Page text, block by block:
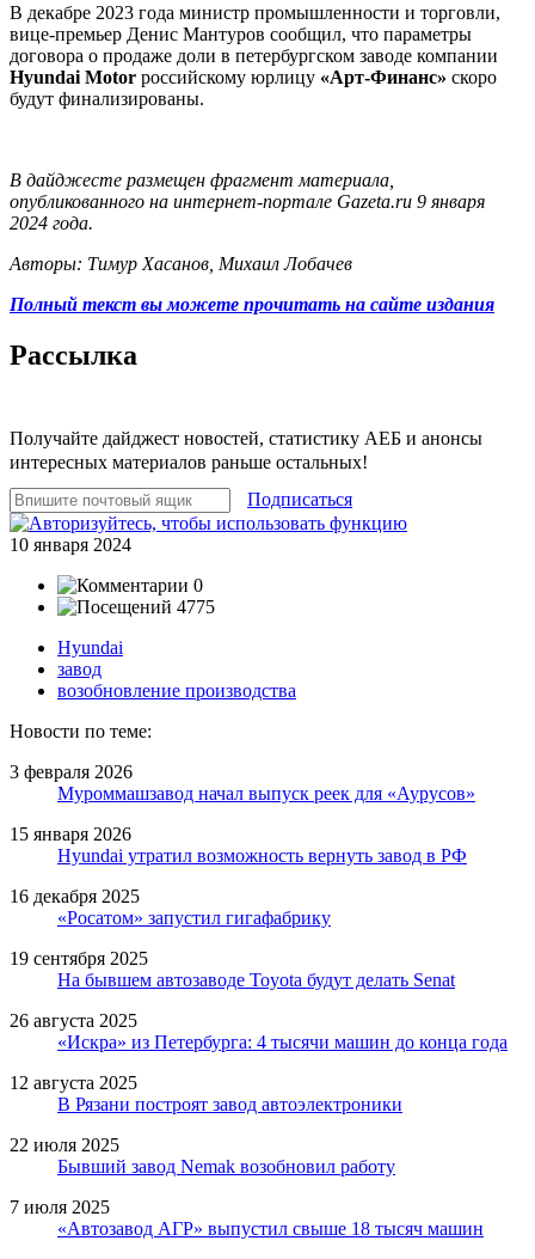
В декабре 2023 года министр промышленности и торговли,
вице-премьер Денис Мантуров сообщил, что параметры
договора о продаже доли в петербургском заводе компании
Hyundai Motor российскому юрлицу «Арт-Финанс» скоро
будут финализированы.
В дайджесте размещен фрагмент материала,
опубликованного на интернет-портале Gazeta.ru 9 января
2024 года.
Авторы: Тимур Хасанов, Михаил Лобачев
Полный текст вы можете прочитать на сайте издания
Рассылка
Получайте дайджест новостей, статистику АЕБ и анонсы
интересных материалов раньше остальных!
Подписаться
10 января 2024
0
4775
Hyundai
завод
возобновление производства
Новости по теме:
3 февраля 2026
Муроммашзавод начал выпуск реек для «Аурусов»
15 января 2026
Hyundai утратил возможность вернуть завод в РФ
16 декабря 2025
«Росатом» запустил гигафабрику
19 сентября 2025
На бывшем автозаводе Toyota будут делать Senat
26 августа 2025
«Искра» из Петербурга: 4 тысячи машин до конца года
12 августа 2025
В Рязани построят завод автоэлектроники
22 июля 2025
Бывший завод Nemak возобновил работу
7 июля 2025
«Автозавод АГР» выпустил свыше 18 тысяч машин